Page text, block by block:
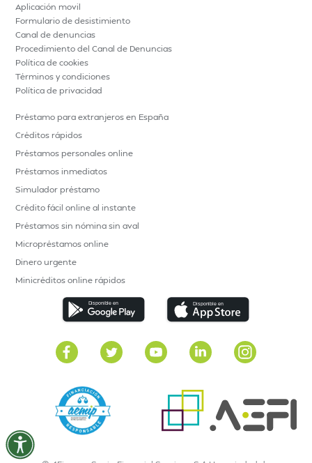
Aplicación movil
Formulario de desistimiento
Canal de denuncias
Procedimiento del Canal de Denuncias
Política de cookies
Términos y condiciones
Política de privacidad
Préstamo para extranjeros en España
Créditos rápidos
Préstamos personales online
Préstamos inmediatos
Simulador préstamo
Crédito fácil online al instante
Préstamos sin nómina sin aval
Micropréstamos online
Dinero urgente
Minicréditos online rápidos